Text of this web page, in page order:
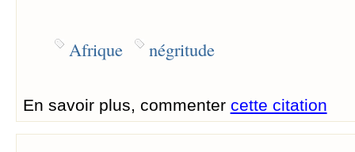
Afrique négritude
En savoir plus, commenter cette citation